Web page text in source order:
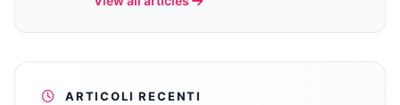
ARTICOLI RECENTI